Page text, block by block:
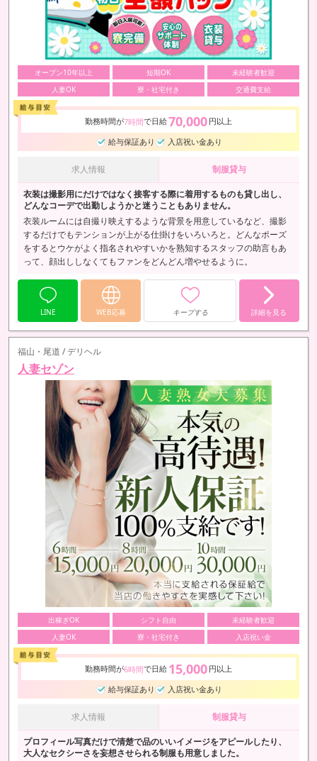
オープン10年以上 短期OK
未経験者歓迎
人妻OK
寮・社宅付き 交通費支給
勤務時間が7時間で日給70,000 円以上
給与保証あり
入店祝い金あり
求人情報 制服貸与
衣装は撮影用にだけではなく接客する際に着用するものも貸し出し、
どんなコーデで出勤しようかと迷うこともありません。
衣装ルームには自撮り映えするような背景を用意しているなど、撮影
するだけでもテンションが上がる仕掛けをいろいろと。どんなポーズ
をするとウケがよく指名されやすいかを熟知するスタッフの助言もあ
って、顔出ししなくてもファンをどんどん増やせるように。
LINE WEB応募 キープする 詳細を見る
福山・尾道 / デリヘル
人妻セゾン
出稼ぎOK シフト自由
未経験者歓迎
人妻OK
寮・社宅付き 入店祝い金
勤務時間が6時間で日給 15,000 円以上
給与保証あり
入店祝い金あり
求人情報 制服貸与
プロフィール写真だけで清楚で品のいいイメージをアピールしたり、
大人なセクシーさを妄想させられる制服も用意しました。